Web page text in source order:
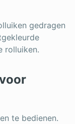
gedragen
rolluiken.
te bedienen.